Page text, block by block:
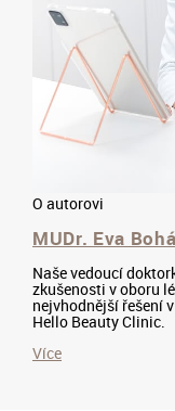
O autorovi
MUDr. Eva
Naše vedoucí
zkušenosti v oboru
nejvhodnější řešení
Hello Beauty Clinic.
Více